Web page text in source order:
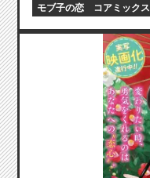
モブ子の恋 コアミックス